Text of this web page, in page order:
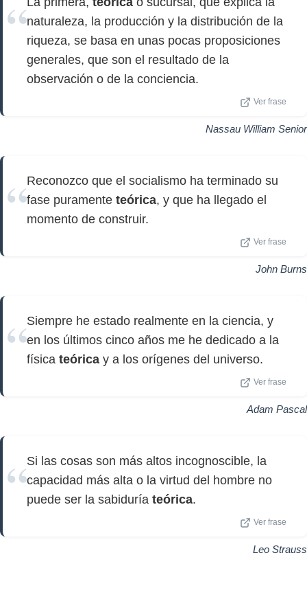
naturaleza, la producción y la distribución de la
riqueza, se basa en unas pocas proposiciones
generales, que son el resultado de la
observación o de la conciencia.
Ver frase
Nassau William Senior
Reconozco que el socialismo ha terminado su
fase puramente teórica, y que ha llegado el
momento de construir.
Ver frase
John Burns
Siempre he estado realmente en la ciencia, y
en los últimos cinco años me he dedicado a la
física teórica y a los orígenes del universo.
Ver frase
Adam Pascal
Si las cosas son más altos incognoscible, la
capacidad más alta o la virtud del hombre no
puede ser la sabiduría teórica.
Ver frase
Leo Strauss